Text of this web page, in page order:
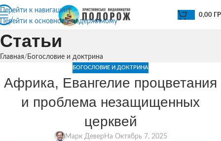
Перейти к навигации
Перейти к основному содержимому
0,00
Статьи
Главная Богословие и доктрина
БОГОСЛОВИЕ И ДОКТРИНА
Африка, Евангелие процветания
и проблема незащищенных
церквей
Марк Девер На Октябрь 7, 2025